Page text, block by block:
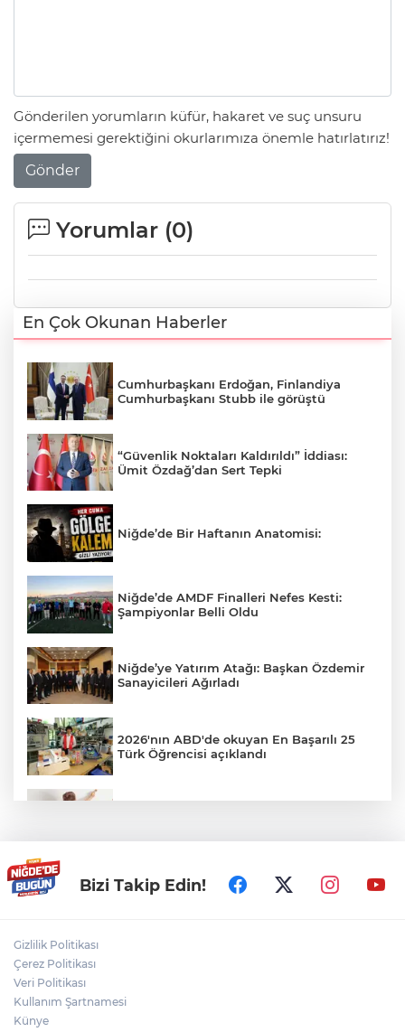
Gönderilen yorumların küfür, hakaret ve suç unsuru
içermemesi gerektiğini okurlarımıza önemle hatırlatırız!
Gönder
Yorumlar (0)
En Çok Okunan Haberler
Cumhurbaşkanı Erdoğan, Finlandiya
Cumhurbaşkanı Stubb ile görüştü
“Güvenlik Noktaları Kaldırıldı” İddiası:
Ümit Özdağ’dan Sert Tepki
Niğde’de Bir Haftanın Anatomisi:
Niğde’de AMDF Finalleri Nefes Kesti:
Şampiyonlar Belli Oldu
Niğde’ye Yatırım Atağı: Başkan Özdemir
Sanayicileri Ağırladı
2026'nın ABD'de okuyan En Başarılı 25
Türk Öğrencisi açıklandı
Niğde Aladağlar’da yaralanan vatandaş
helikopterle kurtarıldı
Bizi Takip Edin!
Gizlilik Politikası
Çerez Politikası
Veri Politikası
Kullanım Şartnamesi
Künye